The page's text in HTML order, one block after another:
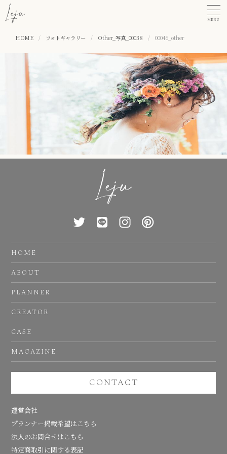
MENU
HOME / フォトギャラリー / Other_写真_00038 / 00046_other
HOME
ABOUT
PLANNER
CREATOR
CASE
MAGAZINE
CONTACT
運営会社
プランナー掲載希望はこちら
法人のお問合せはこちら
特定商取引に関する表記